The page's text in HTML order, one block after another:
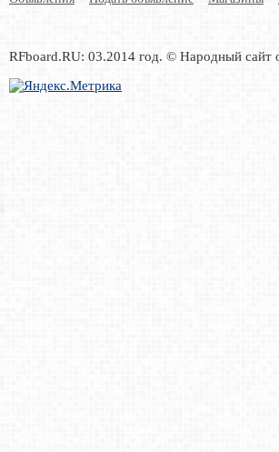
RFboard.RU: 03.2014 год. © Народный сайт